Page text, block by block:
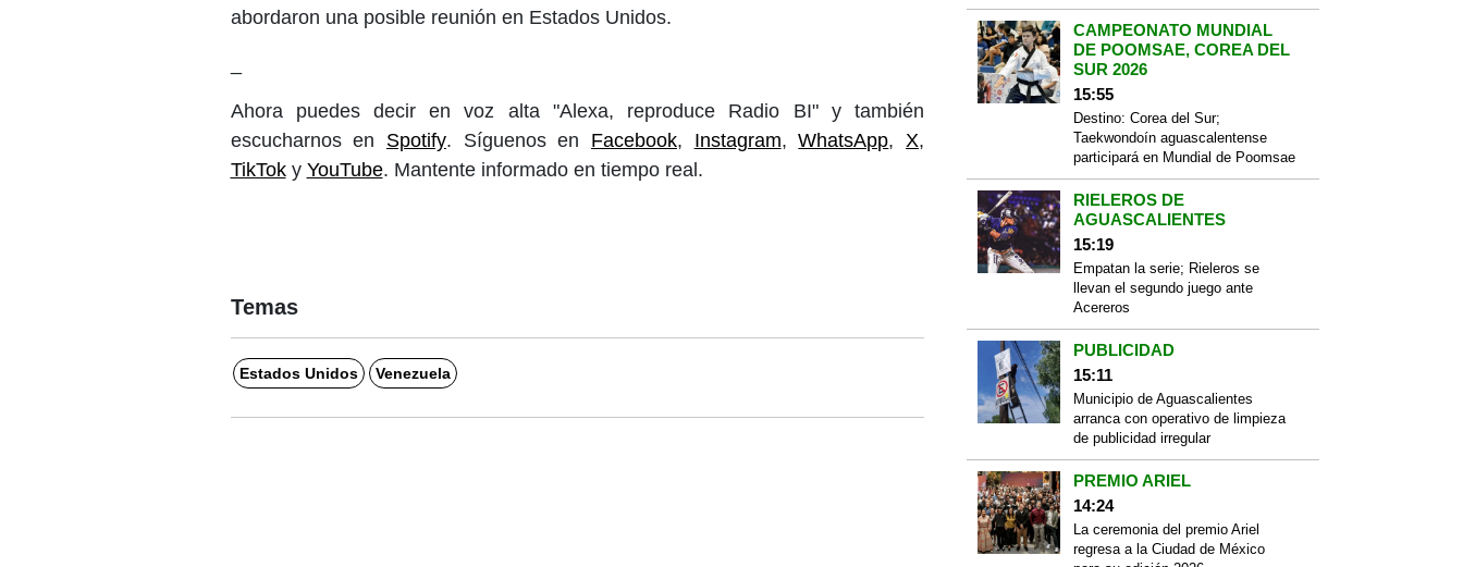
abordaron una posible reunión en Estados Unidos.
Ahora puedes decir en voz alta "Alexa, reproduce Radio BI" y también
escucharnos en Spotify. Síguenos en Facebook, Instagram,WhatsApp, X,
TikToky YouTube. Mantente informado en tiempo real.
Temas
Estados Unidos Venezuela
CAMPEONATO MUNDIAL
DE POOMSAE, COREA DEL
SUR 2026
15:55
Destino: Corea del Sur;
Taekwondoín aguascalentense
participará en Mundial de Poomsae
RIELEROS DE
AGUASCALIENTES
15:19
Empatan la serie; Rieleros se
llevan el segundo juego ante
Acereros
PUBLICIDAD
15:11
Municipio de Aguascalientes
arranca con operativo de limpieza
de publicidad irregular
PREMIO ARIEL
14:24
La ceremonia del premio Ariel
regresa a la Ciudad de México